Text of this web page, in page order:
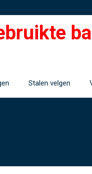
Stalen velgen